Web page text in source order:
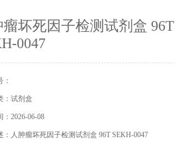
瘤坏死因子检测试剂盒 96T
0047
：
：试剂盒
：2026-06-08
：人肿瘤坏死因子检测试剂盒 96T SEKH-0047